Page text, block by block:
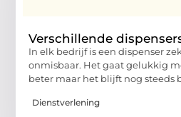
Verschillende
In elk bedrijf is een dispenser
onmisbaar. Het gaat gelukkig
beter maar het blijft nog steeds
Dienstverlening